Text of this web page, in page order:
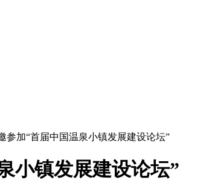
参加“首届中国温泉小镇发展建设论坛”
小镇发展建设论坛”